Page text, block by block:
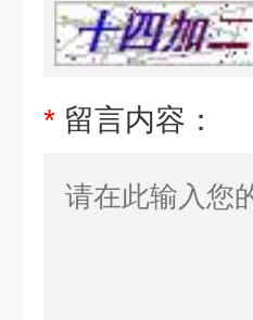
* 留言内容：